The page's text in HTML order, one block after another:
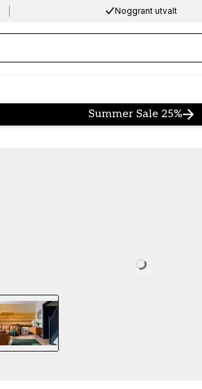
Noggrant utvalt
Summer Sale 25%
Loading…